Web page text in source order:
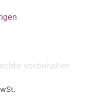
vorbehalten